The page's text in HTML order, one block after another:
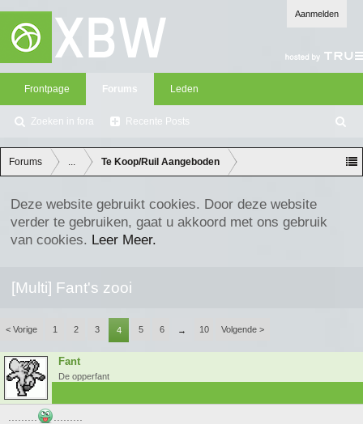
Aanmelden
Frontpage Forums
Zoeken in fora Recente Posts
Leden
oe
ke
n
Forums ... Te Koop/Ruil Aangeboden
Deze website gebruikt cookies. Door deze website
verder te gebruiken, gaat u akkoord met ons gebruik
van cookies. Leer Meer.
[Multi] Fant's zooi
< Vorige 1 2 3 4 5 6 → 10 Volgende >
Fant
De opperfant